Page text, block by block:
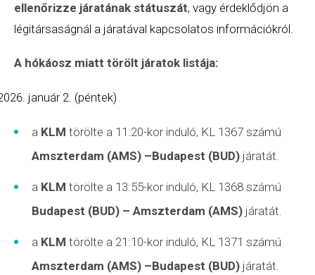
ellenőrizze járatának státuszát, vagy érdeklődjön a
légitársaságnál a járatával kapcsolatos információkról.
A hókáosz miatt törölt járatok listája:
január 2. (péntek)
a KLM törölte a 11:20-kor induló, KL 1367 számú
Amszterdam (AMS) –Budapest (BUD) járatát.
a KLM törölte a 13:55-kor induló, KL 1368 számú
Budapest (BUD) – Amszterdam (AMS) járatát.
a KLM törölte a 21:10-kor induló, KL 1371 számú
Amszterdam (AMS) –Budapest (BUD) járatát.